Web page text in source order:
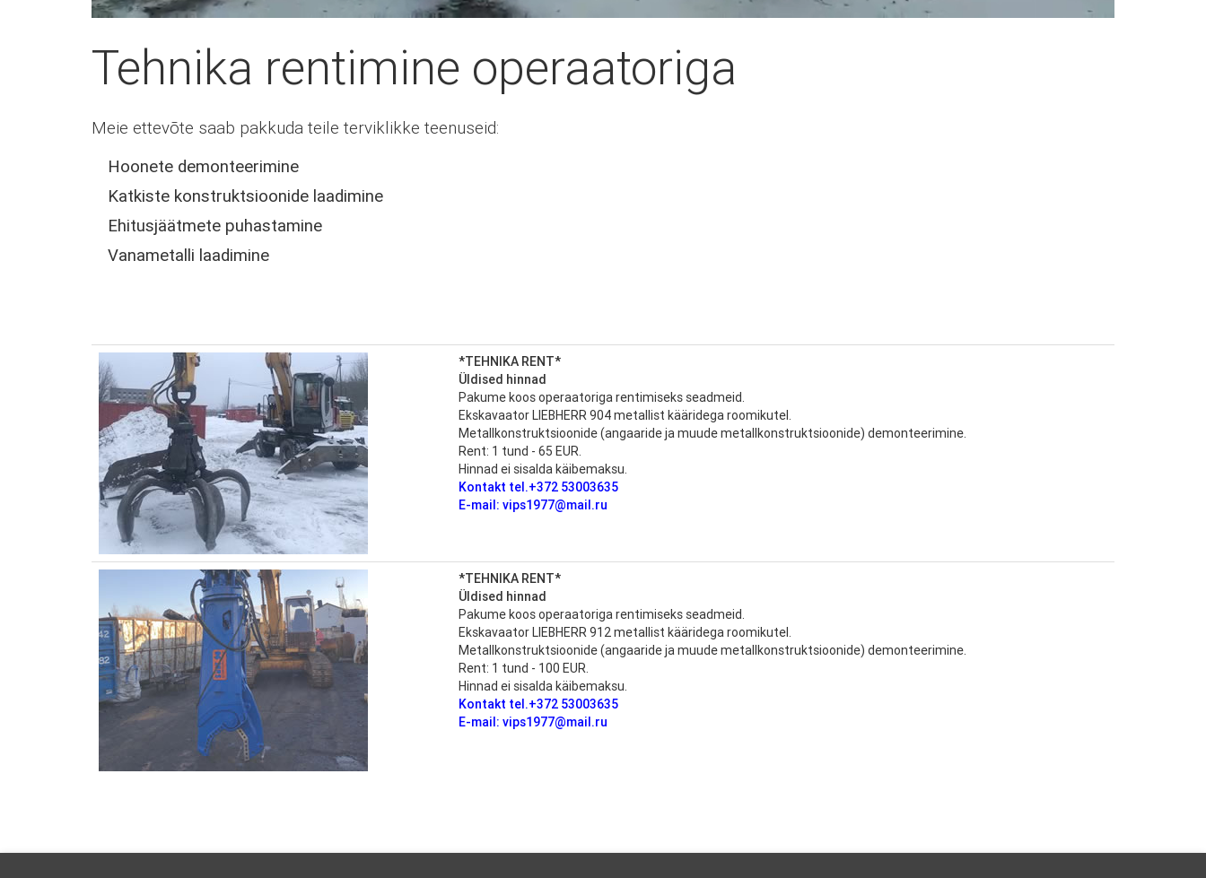
Tehnika rentimine operaatoriga
Meie ettevõte saab pakkuda teile terviklikke teenuseid:
Hoonete demonteerimine
Katkiste konstruktsioonide laadimine
Ehitusjäätmete puhastamine
Vanametalli laadimine
*TEHNIKA RENT*
Üldised hinnad
Pakume koos operaatoriga rentimiseks seadmeid.
Ekskavaator LIEBHERR 904 metallist kääridega roomikutel.
Metallkonstruktsioonide (angaaride ja muude metallkonstruktsioonide) demonteerimine.
Rent: 1 tund - 65 EUR.
Hinnad ei sisalda käibemaksu.
Kontakt tel.+372 53003635
E-mail: vips1977@mail.ru
*TEHNIKA RENT*
Üldised hinnad
Pakume koos operaatoriga rentimiseks seadmeid.
Ekskavaator LIEBHERR 912 metallist kääridega roomikutel.
Metallkonstruktsioonide (angaaride ja muude metallkonstruktsioonide) demonteerimine.
Rent: 1 tund - 100 EUR.
Hinnad ei sisalda käibemaksu.
Kontakt tel.+372 53003635
E-mail: vips1977@mail.ru